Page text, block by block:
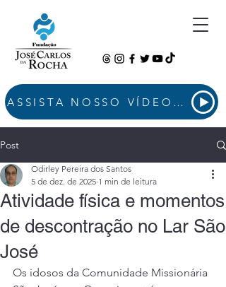
ASSISTA NOSSO VÍDEO INSTITUCIONAL
Post
Atividade física e momentos
de descontração no Lar São
José
Odirley Pereira dos Santos
5 de dez. de 2025 1 min de leitura
Os idosos da Comunidade Missionária